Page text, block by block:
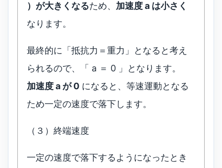
）が大きくなるため、 加速度 a は小さく
なります。
最終的に「抵抗力＝重力」となると考え
られるので、「 a ＝ 0 」となります。
加速度 a が 0 になると、等速運動となる
ため一定の速度で落下します。
（３）終端速度
一定の速度で落下するようになったとき